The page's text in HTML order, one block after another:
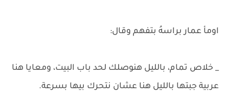
اومأ عمار براسهُ بتفهم وقال:
_ خلاص تمام، بالليل هنوصلك لحد باب البيت، ومعايا هنا
عربية جبتها بالليل هنا عشان نتحرك بيها بسرعة.